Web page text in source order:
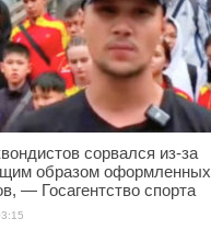
сорвался из-за
образом оформленных
— Госагентство спорта